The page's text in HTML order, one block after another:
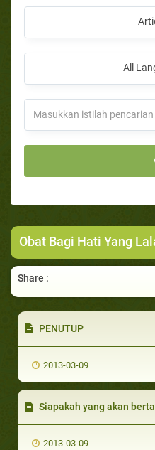
All
Obat Bagi Hati Yang
Share :
PENUTUP
2013-03-09
Siapakah yang akan
2013-03-09